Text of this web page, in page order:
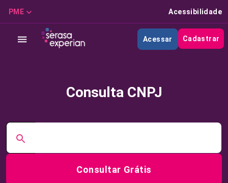
PME Acessibilidade
Acessar Cadastrar
Consulta CNPJ
Consultar Grátis